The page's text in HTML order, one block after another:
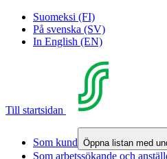
Suomeksi (FI)
På svenska (SV)
In English (EN)
Till startsidan
Som kund Öppna listan med
Som arbetssökande och